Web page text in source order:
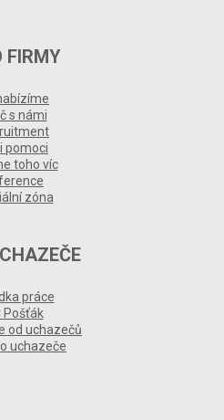
FIRMY
s námi
pomoci
toho víc
zóna
práce
Pošťák
od uchazečů
uchazeče